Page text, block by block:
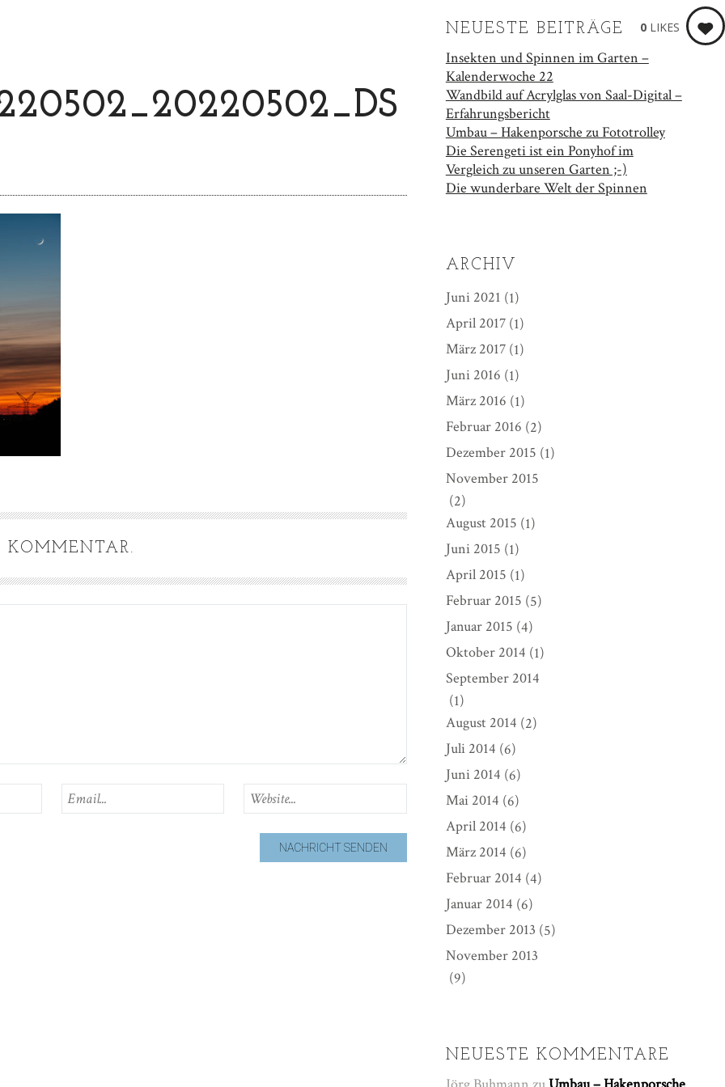
0 LIKES
KOMMENTAR.
NEUESTE BEITRÄGE
Insekten und Spinnen im Garten –
Kalenderwoche 22
Wandbild auf Acrylglas von Saal-Digital –
Erfahrungsbericht
Umbau – Hakenporsche zu Fototrolley
Die Serengeti ist ein Ponyhof im
Vergleich zu unseren Garten ;-)
Die wunderbare Welt der Spinnen
ARCHIV
Juni 2021 (1)
April 2017(1)
März 2017(1)
Juni 2016 (1)
März 2016 (1)
Februar 2016 (2)
Dezember 2015 (1)
November 2015
(2)
August 2015 (1)
Juni 2015 (1)
April 2015 (1)
Februar 2015 (5)
Januar 2015 (4)
Oktober 2014 (1)
September 2014
(1)
August 2014 (2)
Juli 2014 (6)
Juni 2014 (6)
Mai 2014 (6)
April 2014 (6)
März 2014 (6)
Februar 2014 (4)
Januar 2014 (6)
Dezember 2013 (5)
November 2013
(9)
NEUESTE KOMMENTARE